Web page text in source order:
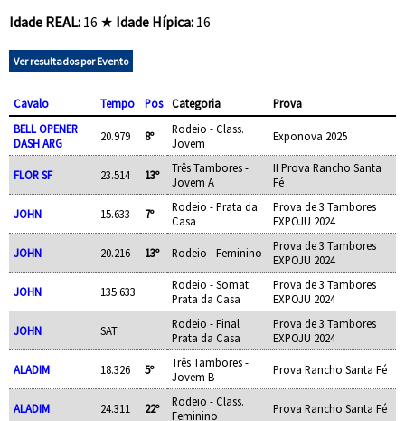
Idade REAL:16 ★ Idade Hípica:16
Ver resultados por Evento
Cavalo Tempo Pos Categoria
Prova
BELL OPENER
DASH ARG
20.979 8º
Rodeio - Class.
Jovem
Exponova 2025
FLOR SF 23.514 13º
Três Tambores -
Jovem A
II Prova Rancho Santa
Fé
JOHN 15.633 7º
Rodeio - Prata da
Casa
Prova de 3 Tambores
EXPOJU 2024
JOHN 20.216 13º Rodeio - Feminino
Prova de 3 Tambores
EXPOJU 2024
JOHN 135.633
Rodeio - Somat.
Prata da Casa
Prova de 3 Tambores
EXPOJU 2024
JOHN SAT
Rodeio - Final
Prata da Casa
Prova de 3 Tambores
EXPOJU 2024
ALADIM 18.326 5º
Três Tambores -
Jovem B
Prova Rancho Santa Fé
ALADIM 24.311 22º
Rodeio - Class.
Feminino
Prova Rancho Santa Fé